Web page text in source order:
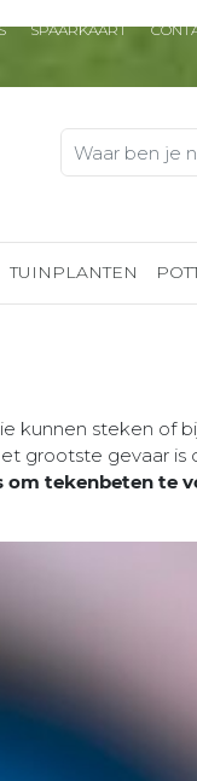
SPAARKAART
TUINPLANTEN
kunnen steken of
grootste gevaar
tekenbeten te